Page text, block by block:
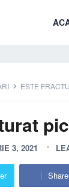
ESTE
3, 2021